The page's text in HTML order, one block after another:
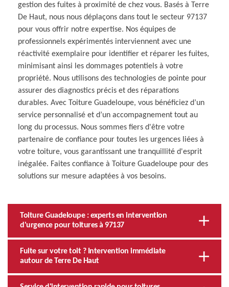
gestion des fuites à proximité de chez vous. Basés à Terre
De Haut, nous nous déplaçons dans tout le secteur 97137
pour vous offrir notre expertise. Nos équipes de
professionnels expérimentés interviennent avec une
réactivité exemplaire pour identifier et réparer les fuites,
minimisant ainsi les dommages potentiels à votre
propriété. Nous utilisons des technologies de pointe pour
assurer des diagnostics précis et des réparations
durables. Avec Toiture Guadeloupe, vous bénéficiez d’un
service personnalisé et d’un accompagnement tout au
long du processus. Nous sommes fiers d'être votre
partenaire de confiance pour toutes les urgences liées à
votre toiture, vous garantissant une tranquillité d'esprit
inégalée. Faites confiance à Toiture Guadeloupe pour des
solutions sur mesure adaptées à vos besoins.
Toiture Guadeloupe : experts en intervention
d'urgence pour toitures à 97137
Fuite sur votre toit ? Intervention immédiate
autour de Terre De Haut